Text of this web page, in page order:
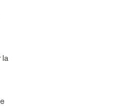
la